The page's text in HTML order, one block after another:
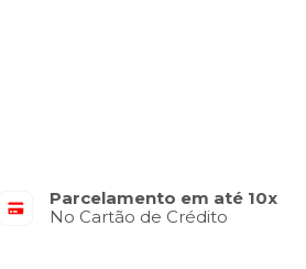
Parcelamento em até 10x
No Cartão de Crédito